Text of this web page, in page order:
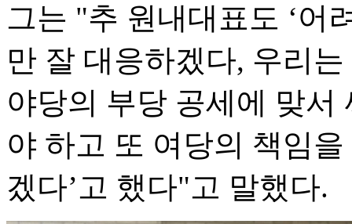
그는 "추 원내대표도 ‘어
만 잘 대응하겠다, 우리
야당의 부당 공세에 맞서
야 하고 또 여당의 책임
겠다’고 했다"고 말했다.